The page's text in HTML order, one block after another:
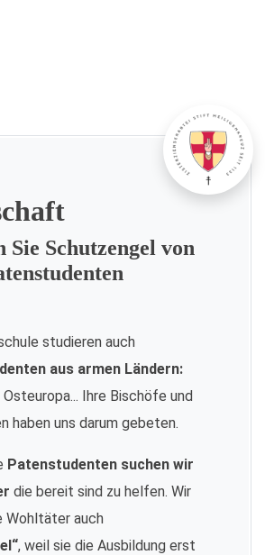
Sie Schutzengel von
studieren auch
aus armen Ländern:
Osteuropa... Ihre Bischöfe und
haben uns darum gebeten.
Patenstudenten suchen wir
die bereit sind zu helfen. Wir
Wohltäter auch
, weil sie die Ausbildung erst